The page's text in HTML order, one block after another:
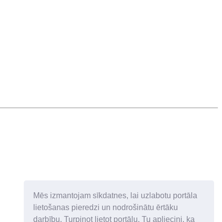
Mēs izmantojam sīkdatnes, lai uzlabotu portāla
lietošanas pieredzi un nodrošinātu ērtāku
darbību. Turpinot lietot portālu, Tu apliecini, ka